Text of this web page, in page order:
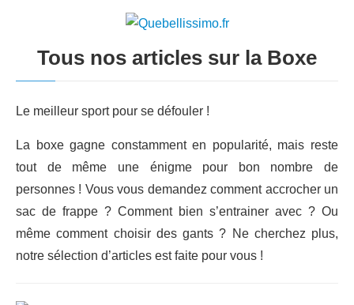
Tous nos articles sur la Boxe
Le meilleur sport pour se défouler !
La boxe gagne constamment en popularité, mais reste
tout de même une énigme pour bon nombre de
personnes ! Vous vous demandez comment accrocher un
sac de frappe ? Comment bien s’entrainer avec ? Ou
même comment choisir des gants ? Ne cherchez plus,
notre sélection d’articles est faite pour vous !